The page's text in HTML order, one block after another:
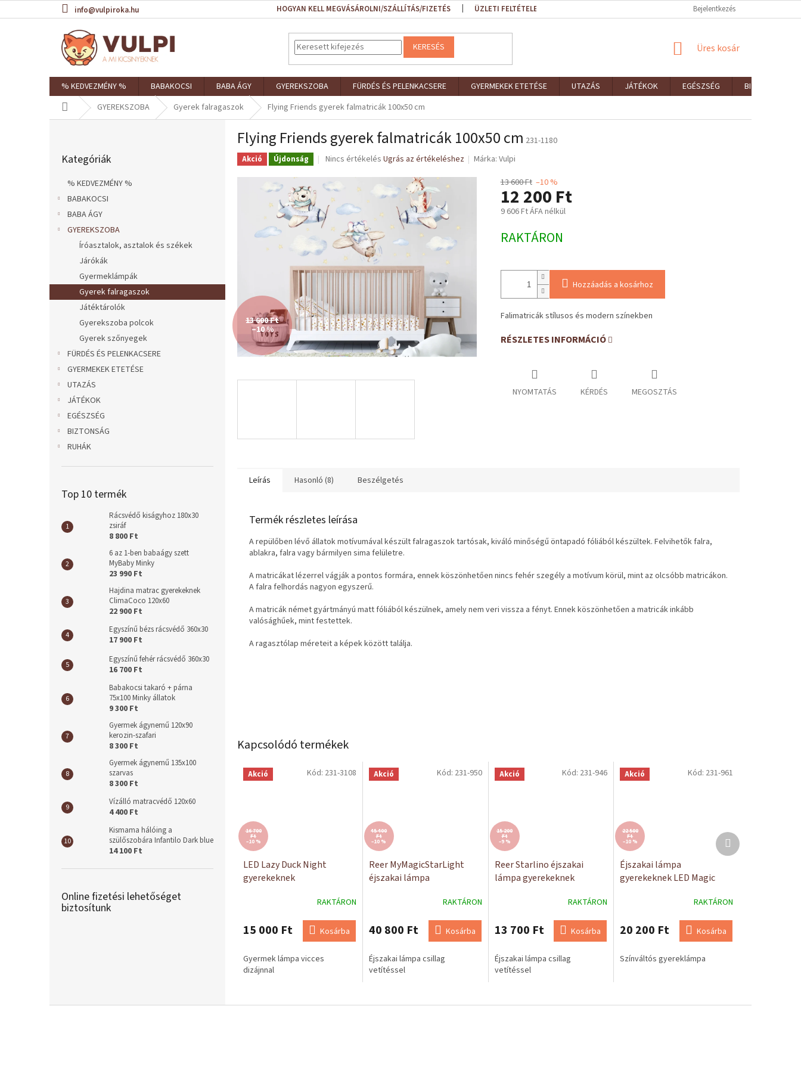
a
info@vulpiroka.hu HOGYAN KELL MEGVÁSÁROLNI/SZÁLLÍTÁS/FIZETÉS ÜZLETI FELTÉTELEK (ÁSZF) REKLAMÁCIÓK ÉS VISSZAKÜLDÉSEKBejelentkezés
KERESÉS KOSÁR
Üres kosár
% KEDVEZMÉNY % BABAKOCSI BABA ÁGY GYEREKSZOBA FÜRDÉS ÉS PELENKACSERE GYERMEKEK ETETÉSE UTAZÁS JÁTÉKOK EGÉSZSÉG
BIZTONSÁG
KezdőlapGYEREKSZOBA Gyerek falragaszok Flying Friends gyerek falmatricák 100x50 cm
átugrása
Kategóriák
% KEDVEZMÉNY %
BABAKOCSI
BABA ÁGY
GYEREKSZOBA
Íróasztalok, asztalok és székek
Járókák
Gyermeklámpák
Gyerek falragaszok
Játéktárolók
Gyerekszoba polcok
Gyerek szőnyegek
FÜRDÉS ÉS PELENKACSERE
GYERMEKEK ETETÉSE
UTAZÁS
JÁTÉKOK
EGÉSZSÉG
BIZTONSÁG
RUHÁK
Top 10 termék
Rácsvédő kiságyhoz 180x30
zsiráf
8 800 Ft
6 az 1-ben babaágy szett
MyBaby Minky
23 990 Ft
Hajdina matrac gyerekeknek
ClimaCoco 120x60
22 900 Ft
Egyszínű bézs rácsvédő 360x30
17 900 Ft
Egyszínű fehér rácsvédő 360x30
16 700 Ft
Babakocsi takaró + párna
75x100 Minky állatok
9 300 Ft
Gyermek ágynemű 120x90
kerozin-szafari
8 300 Ft
Gyermek ágynemű 135x100
szarvas
8 300 Ft
Vízálló matracvédő 120x60
4 400 Ft
Kismama hálóing a
szülőszobára Infantilo Dark blue
14 100 Ft
Online fizetési lehetőséget
biztosítunk
Flying Friends gyerek falmatricák 100x50 cm 231-1180
Akció Újdonság
A
átlagos
értékelése
5-
ből
0,0
csillag.
Nincs értékelés Ugrás az értékeléshez Márka:Vulpi
13 600 Ft
–10 %
13 600 Ft –10 %
12 200 Ft
9 606 Ft ÁFA nélkül
Egységár:
RAKTÁRON
Hozzáadás a kosárhoz
Falimatricák stílusos és modern színekben
RÉSZLETES INFORMÁCIÓ
NYOMTATÁS KÉRDÉS MEGOSZTÁS
Kapcsolódó termékek
Akció
16 700
Ft
–10 %
LED Lazy Duck Night
gyerekeknek
RAKTÁRON
15 000 Ft Kosárba
Gyermek lámpa vicces
dizájnnal
Kód: 231-3108 Akció
45 400
Ft
–10 %
Reer MyMagicStarLight
éjszakai lámpa
RAKTÁRON
40 800 Ft Kosárba
Éjszakai lámpa csillag
vetítéssel
Kód: 231-950 Akció
15 200
Ft
–9 %
Reer Starlino éjszakai
lámpa gyerekeknek
RAKTÁRON
13 700 Ft Kosárba
Éjszakai lámpa csillag
vetítéssel
Kód: 231-946 Akció
22 500
Ft
–10 %
Éjszakai lámpa
gyerekeknek LED Magic
RAKTÁRON
20 200 Ft Kosárba
Színváltós gyereklámpa
Kód: 231-961
Következő
termék
Leírás Hasonló (8) Beszélgetés
Termék részletes leírása
A repülőben lévő állatok motívumával készült falragaszok tartósak, kiváló minőségű öntapadó fóliából készültek. Felvihetők falra,
ablakra, falra vagy bármilyen sima felületre.
A matricákat lézerrel vágják a pontos formára, ennek köszönhetően nincs fehér szegély a motívum körül, mint az olcsóbb matricákon.
A falra felhordás nagyon egyszerű.
A matricák német gyártmányú matt fóliából készülnek, amely nem veri vissza a fényt. Ennek köszönhetően a matricák inkább
valósághűek, mint festettek.
A ragasztólap méreteit a képek között találja.